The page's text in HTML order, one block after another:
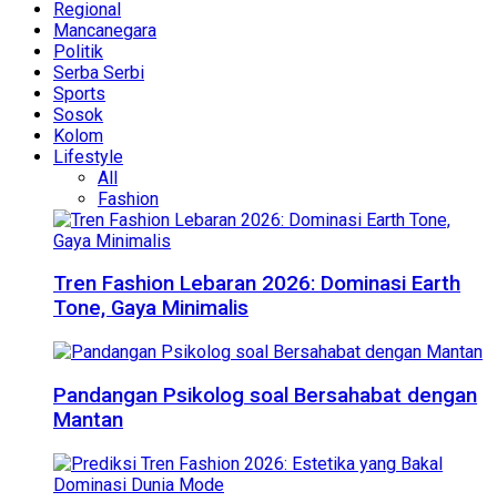
Regional
Mancanegara
Politik
Serba Serbi
Sports
Sosok
Kolom
Lifestyle
All
Fashion
Tren Fashion Lebaran 2026: Dominasi Earth
Tone, Gaya Minimalis
Pandangan Psikolog soal Bersahabat dengan
Mantan